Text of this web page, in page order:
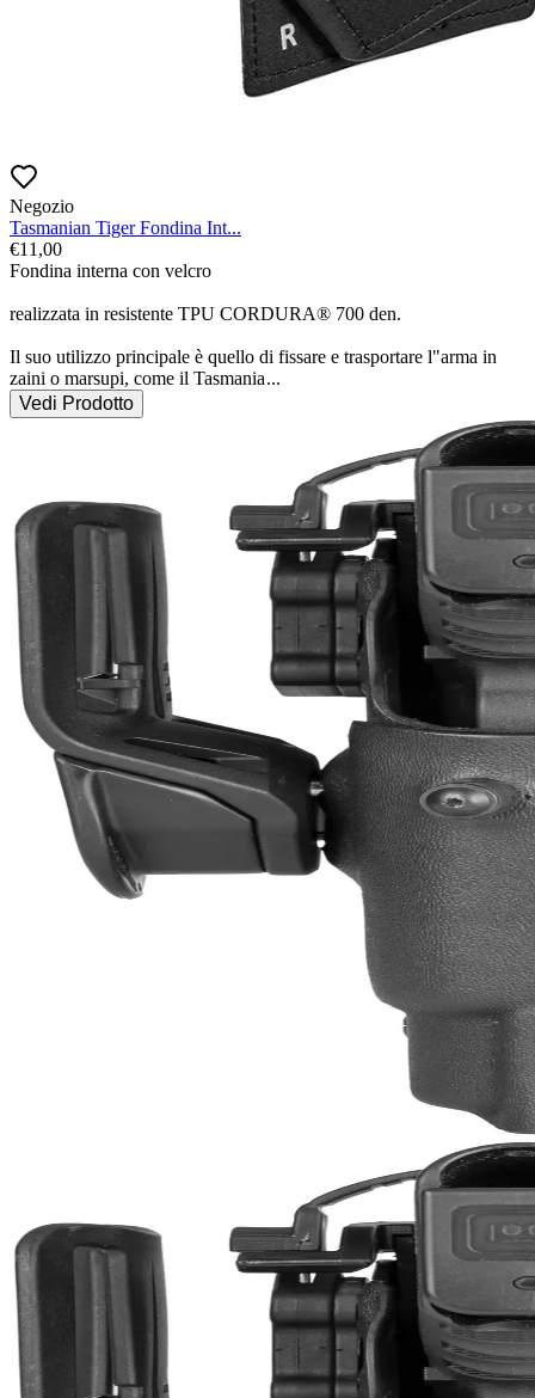
Negozio
Tasmanian Tiger Fondina Int...
€11,00
Fondina interna con velcro
realizzata in resistente TPU CORDURA® 700 den.
Il suo utilizzo principale è quello di fissare e trasportare l"arma in
zaini o marsupi, come il Tasmania...
Vedi Prodotto